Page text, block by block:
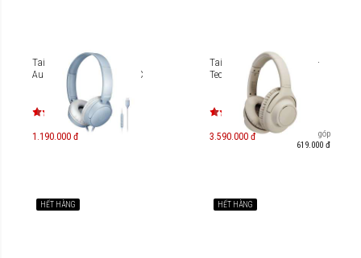
Tai nghe on-ear Type-C
Audio-Technica ATH-S120C
1.190.000 đ
Tai nghe Bluetooth Audio-
Technica ATH-S300BT
3.590.000 đ
Trả góp
619.000 đ
HẾT HÀNG HẾT HÀNG